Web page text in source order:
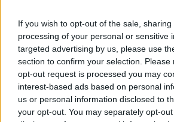
If you wish to opt-out of the sale,
processing of your personal or sensitive
targeted advertising by us, please use
section to confirm your selection.
opt-out request is processed you may
interest-based ads based on personal
us or personal information disclosed to
your opt-out. You may separately opt-
exigente, como demuestran las críticas
derrota que entra dentro de la lógica.
trago copero se cura con una victoria